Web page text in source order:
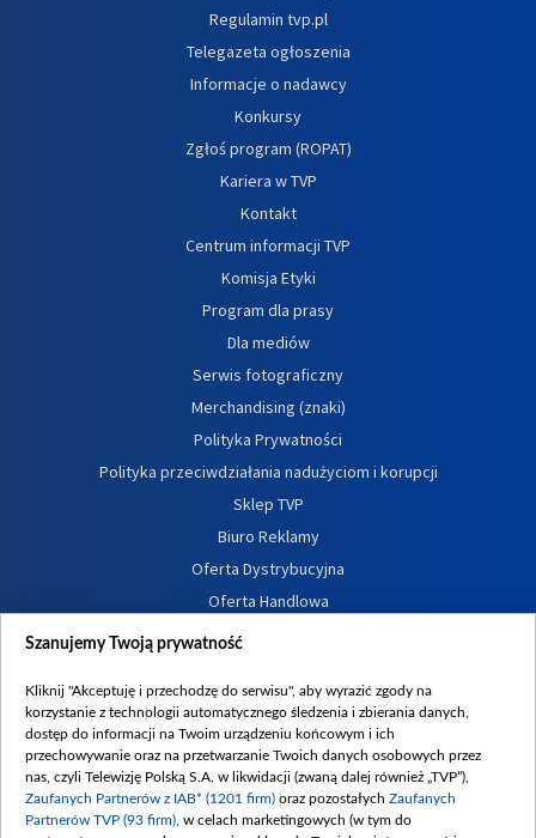
Regulamin tvp.pl
Telegazeta ogłoszenia
Informacje o nadawcy
Konkursy
Zgłoś program (ROPAT)
Kariera w TVP
Kontakt
Centrum informacji TVP
Komisja Etyki
Program dla prasy
Dla mediów
Serwis fotograficzny
Merchandising (znaki)
Polityka Prywatności
Polityka przeciwdziałania nadużyciom i korupcji
Sklep TVP
Biuro Reklamy
Oferta Dystrybucyjna
Oferta Handlowa
Dostępność
Procedura zgłoszeń wewnętrznych
Szanujemy Twoją prywatność
Kliknij "Akceptuję i przechodzę do serwisu", aby wyrazić zgody na
korzystanie z technologii automatycznego śledzenia i zbierania danych,
dostęp do informacji na Twoim urządzeniu końcowym i ich
przechowywanie oraz na przetwarzanie Twoich danych osobowych przez
nas, czyli Telewizję Polską S.A. w likwidacji (zwaną dalej również „TVP”),
Zaufanych Partnerów z IAB* (1201 firm) oraz pozostałych Zaufanych
Partnerów TVP (93 firm) , w celach marketingowych (w tym do